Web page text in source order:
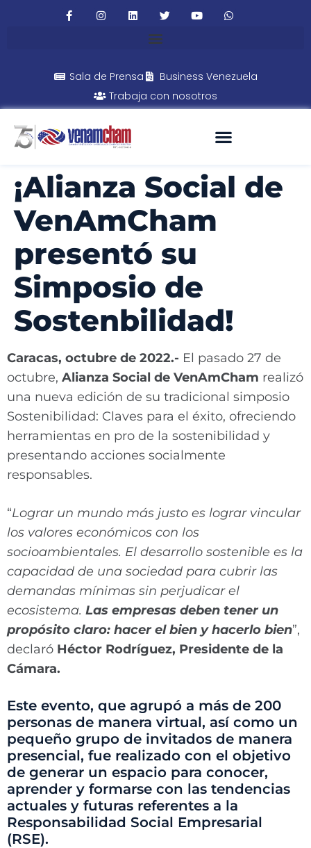
Sala de Prensa
Business Venezuela
Trabaja con nosotros
¡Alianza Social de
VenAmCham
presentó su
Simposio de
Sostenbilidad!
Caracas, octubre de 2022.- El pasado 27 de
octubre, Alianza Social de VenAmCham realizó
una nueva edición de su tradicional simposio
Sostenibilidad: Claves para el éxito, ofreciendo
herramientas en pro de la sostenibilidad y
presentando acciones socialmente
responsables.
“Lograr un mundo más justo es lograr vincular
los valores económicos con los
socioambientales. El desarrollo sostenible es la
capacidad de una sociedad para cubrir las
demandas mínimas sin perjudicar el
ecosistema. Las empresas deben tener un
propósito claro: hacer el bien y hacerlo bien”,
declaró Héctor Rodríguez, Presidente de la
Cámara.
Este evento, que agrupó a más de 200
personas de manera virtual, así como un
pequeño grupo de invitados de manera
presencial, fue realizado con el objetivo
de generar un espacio para conocer,
aprender y formarse con las tendencias
actuales y futuras referentes a la
Responsabilidad Social Empresarial
(RSE).